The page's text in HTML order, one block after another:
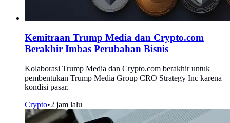
Kemitraan Trump Media dan Crypto.com
Berakhir Imbas Perubahan Bisnis
Kolaborasi Trump Media dan Crypto.com berakhir untuk
pembentukan Trump Media Group CRO Strategy Inc karena
kondisi pasar.
Crypto•2 jam lalu